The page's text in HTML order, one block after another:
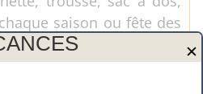
saison ou fête des
de cadeaux
Noël, Pâques, la fêtes
✕